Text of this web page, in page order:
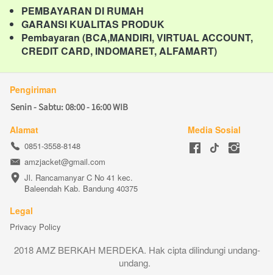
PEMBAYARAN DI RUMAH
GARANSI KUALITAS PRODUK
Pembayaran (BCA,MANDIRI, VIRTUAL ACCOUNT,
CREDIT CARD, INDOMARET, ALFAMART)
Pengiriman
Senin - Sabtu: 08:00 - 16:00 WIB
Alamat
0851-3558-8148
amzjacket@gmail.com
Jl. Rancamanyar C No 41 kec.
Baleendah Kab. Bandung 40375
Media Sosial
Legal
Privacy Policy
2018 AMZ BERKAH MERDEKA. Hak cipta dilindungi undang-
undang.